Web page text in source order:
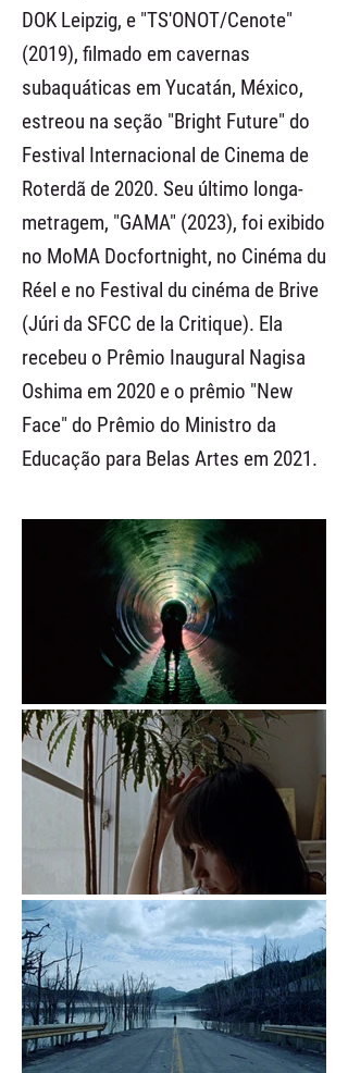
DOK Leipzig, e "TS'ONOT/Cenote"
(2019), filmado em cavernas
subaquáticas em Yucatán, México,
estreou na seção "Bright Future" do
Festival Internacional de Cinema de
Roterdã de 2020. Seu último longa-
metragem, "GAMA" (2023), foi exibido
no MoMA Docfortnight, no Cinéma du
Réel e no Festival du cinéma de Brive
(Júri da SFCC de la Critique). Ela
recebeu o Prêmio Inaugural Nagisa
Oshima em 2020 e o prêmio "New
Face" do Prêmio do Ministro da
Educação para Belas Artes em 2021.